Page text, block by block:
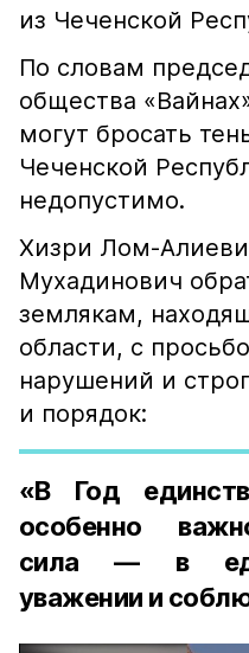
из Чеченской
По словам
общества
могут бросать
Чеченской
недопустимо.
Хизри Лом-
Мухадинович
землякам,
области, с
нарушений и
и порядок:
«В Год
особенно
сила — в
уважении и